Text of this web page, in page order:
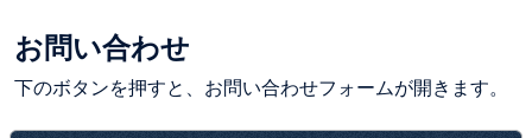
お問い合わせ
下のボタンを押すと、お問い合わせフォームが開きます。